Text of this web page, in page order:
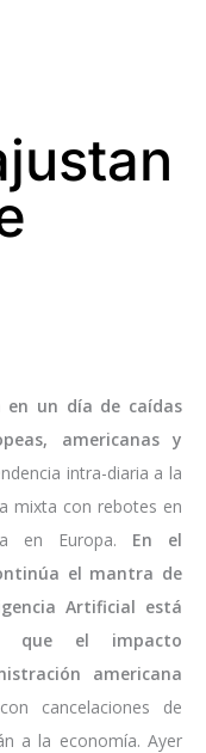
en un día de caídas
americanas y
intra-diaria a la
mixta con rebotes en
en Europa.
En el
el mantra de
Artificial está
que el impacto
americana
cancelaciones de
a la economía. Ayer